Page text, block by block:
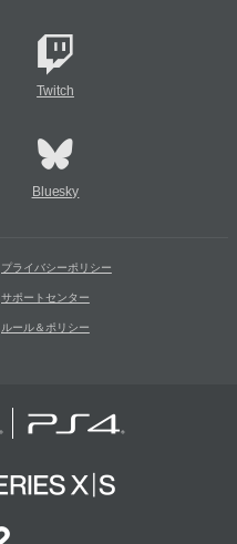
Twitch
Bluesky
プライバシーポリシー
サポートセンター
ルール＆ポリシー